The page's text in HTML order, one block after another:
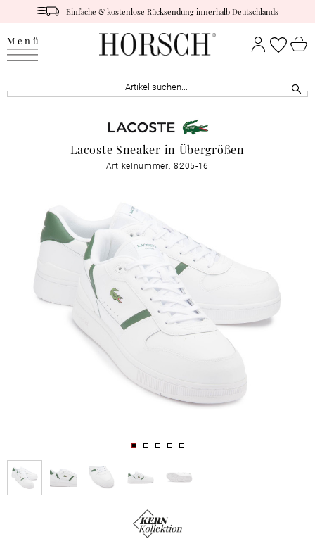
Einfache & kostenlose Rücksendung innerhalb Deutschlands
Menü
Lacoste Sneaker in Übergrößen
Artikelnummer: 8205-16